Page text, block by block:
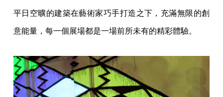
平日空曠的建築在藝術家巧手打造之下，充滿無限的創
意能量，每一個展場都是一場前所未有的精彩體驗。